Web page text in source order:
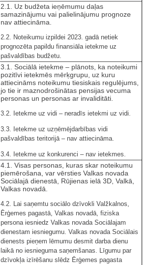
2.1. Uz budžeta ieņēmumu daļas
samazinājumu vai palielinājumu prognoze
nav attiecināma.
2.2. Noteikumu izpildei 2023. gadā netiek
prognozēta papildu finansiāla ietekme uz
pašvaldības budžetu.
3.1. Sociālā ietekme – plānots, ka noteikumi
pozitīvi ietekmēs mērķgrupu, uz kuru
attiecināms noteikumu tiesiskais regulējums,
jo tie ir maznodrošinātas pensijas vecuma
personas un personas ar invaliditāti.
3.2. Ietekme uz vidi – neradīs ietekmi uz vidi.
3.3. Ietekme uz uzņēmējdarbības vidi
pašvaldības teritorijā – nav attiecināma.
3.4. Ietekme uz konkurenci – nav ietekmes.
4.1. Visas personas, kuras skar noteikumu
piemērošana, var vērsties Valkas novada
Sociālajā dienestā, Rūjienas ielā 3D, Valkā,
Valkas novadā.
4.2. Lai saņemtu sociālo dzīvokli Valžkalnos,
Ērģemes pagastā, Valkas novadā, fiziska
persona iesniedz Valkas novada Sociālajam
dienestam iesniegumu. Valkas novada Sociālais
dienests pieņem lēmumu desmit darba dienu
laikā no iesnieguma saņemšanas. Līgumu par
dzīvokļa izīrēšanu slēdz Ērģemes pagasta